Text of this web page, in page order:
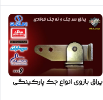
یراق بازوی انواع جک پارکینگی